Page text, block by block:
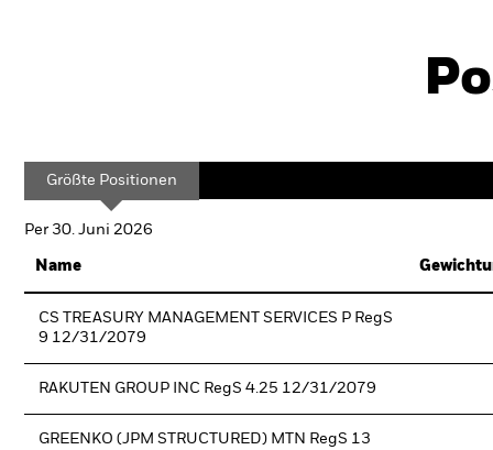
Größte Positionen
Per 30. Juni 2026
Name
CS TREASURY MANAGEMENT SERVICES P RegS
9 12/31/2079
RAKUTEN GROUP INC RegS 4.25 12/31/2079
GREENKO (JPM STRUCTURED) MTN RegS 13